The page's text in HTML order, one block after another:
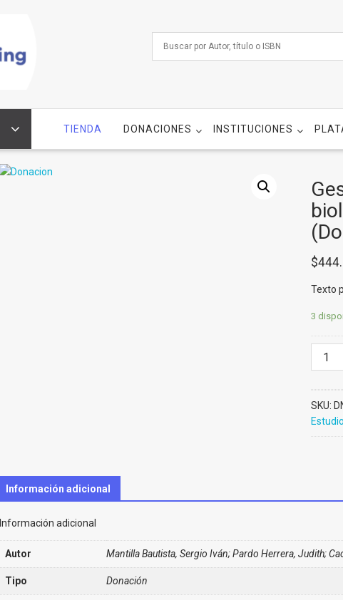
TIENDA DONACIONES INSTITUCIONES
$
Texto
3
Gestión
SKU:
Información adicional
Información adicional
Autor Mantilla Bautista, Sergio Iván; Pardo Herrera, Judith;
Tipo Donación